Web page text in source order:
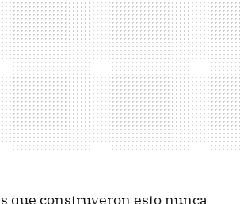
que construyeron esto nunca